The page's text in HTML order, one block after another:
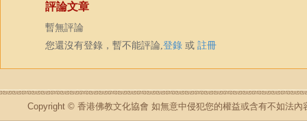
評論文章
暫無評論
您還沒有登錄，暫不能評論,登錄 或 註冊
Copyright © 香港佛教文化協會 如無意中侵犯您的權益或含有不如法內